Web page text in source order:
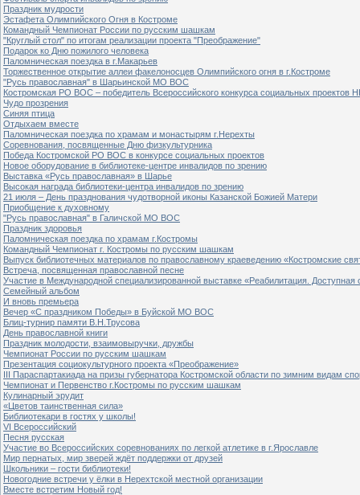
Праздник мудрости
Эстафета Олимпийского Огня в Костроме
Командный Чемпионат России по русским шашкам
"Круглый стол" по итогам реализации проекта "Преображение"
Подарок ко Дню пожилого человека
Паломническая поездка в г.Макарьев
Торжественное открытие аллеи факелоносцев Олимпийского огня в г.Костроме
"Русь православная" в Шарьинской МО ВОС
Костромская РО ВОС – победитель Всероссийского конкурса социальных проектов
Чудо прозрения
Синяя птица
Отдыхаем вместе
Паломническая поездка по храмам и монастырям г.Нерехты
Соревнования, посвященные Дню физкультурника
Победа Костромской РО ВОС в конкурсе социальных проектов
Новое оборудование в библиотеке-центре инвалидов по зрению
Выставка «Русь православная» в Шарье
Высокая награда библиотеки-центра инвалидов по зрению
21 июля – День празднования чудотворной иконы Казанской Божией Матери
Приобщение к духовному
"Русь православная" в Галичской МО ВОС
Праздник здоровья
Паломническая поездка по храмам г.Костромы
Командный Чемпионат г. Костромы по русским шашкам
Выпуск библиотечных материалов по православному краеведению «Костромские
Встреча, посвященная православной песне
Участие в Международной специализированной выставке «Реабилитация. Доступная
Семейный альбом
И вновь премьера
Вечер «С праздником Победы» в Буйской МО ВОС
Блиц-турнир памяти В.Н.Трусова
День православной книги
Праздник молодости, взаимовыручки, дружбы
Чемпионат России по русским шашкам
Презентация социокультурного проекта «Преображение»
III Параспартакиада на призы губернатора Костромской области по зимним видам
Чемпионат и Первенство г.Костромы по русским шашкам
Кулинарный эрудит
«Цветов таинственная сила»
Библиотекари в гостях у школы!
VI Всероссийский
Песня русская
Участие во Всероссийских соревнованиях по легкой атлетике в г.Ярославле
Мир пернатых, мир зверей ждёт поддержки от друзей
Школьники – гости библиотеки!
Новогодние встречи у ёлки в Нерехтской местной организации
Вместе встретим Новый год!